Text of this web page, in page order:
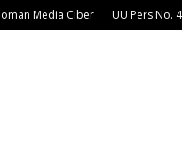
Media Ciber UU Pers No.